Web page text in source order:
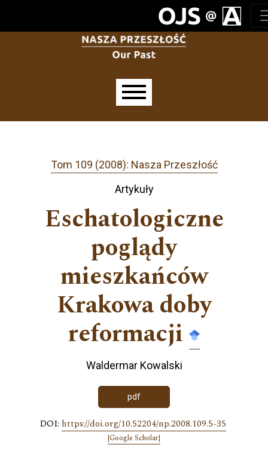
Tom 109 (2008): Nasza Przeszłość
Artykuły
Eschatologiczne
poglądy
mieszkańców
Krakowa doby
reformacji
Waldermar Kowalski
pdf
DOI: https://doi.org/10.52204/np.2008.109.5-35
[Google Scholar]